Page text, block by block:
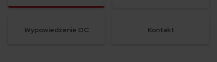
Wypowiedzenie OC Kontakt